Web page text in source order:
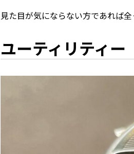
見た目が気にならない方であれば
ユーティリティー